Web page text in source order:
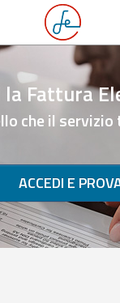
la Fattura
che il
ACCEDI E